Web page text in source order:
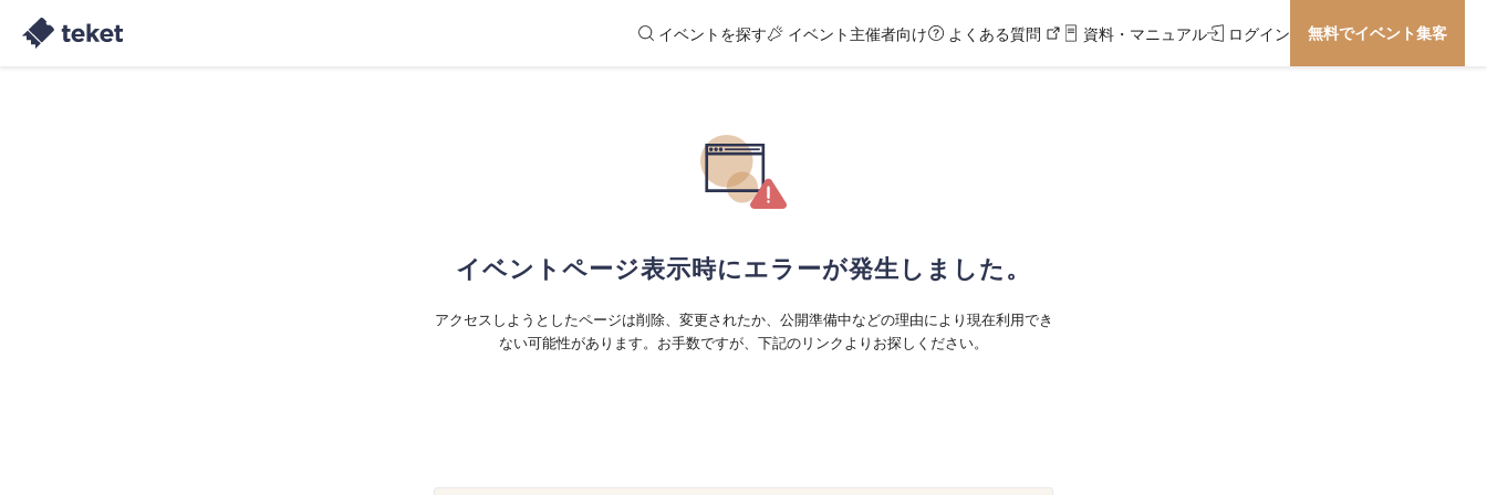
イベントを探す イベント主催者向け よくある質問 資料・マニュアル ログイン 無料でイベント集客
イベントページ表示時にエラーが発生しました。
アクセスしようとしたページは削除、変更されたか、公開準備中などの理由により現在利用でき
ない可能性があります。お手数ですが、下記のリンクよりお探しください。